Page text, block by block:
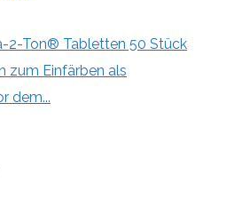
2-Ton® Tabletten 50 Stück
zum Einfärben als
dem...